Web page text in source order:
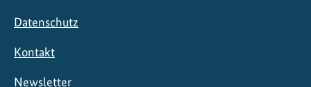
Datenschutz
Kontakt
Newsletter